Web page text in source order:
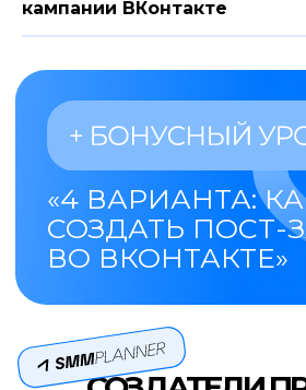
кампании ВКонтакте
Новичкам на удаленке
Настройка рекламы — популярный
вид онлайн заработка. Вы сможете
выйти на доход начального уровня